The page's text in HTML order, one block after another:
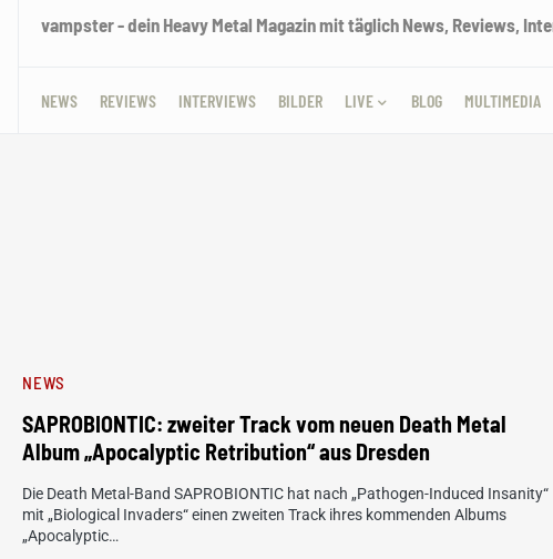
vampster - dein Heavy Metal Magazin mit täglich News, Reviews,
NEWS REVIEWS INTERVIEWS BILDER LIVE BLOG MULTIMEDIA
NEWS
SAPROBIONTIC: zweiter Track vom neuen Death Metal
Album „Apocalyptic Retribution“ aus Dresden
Die Death Metal-Band SAPROBIONTIC hat nach „Pathogen-Induced Insanity“
mit „Biological Invaders“ einen zweiten Track ihres kommenden Albums
„Apocalyptic…